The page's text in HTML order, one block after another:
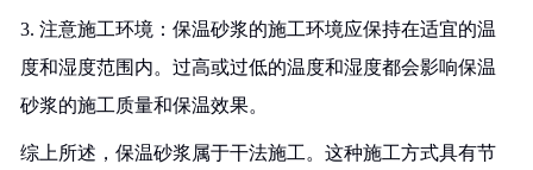
3. 注意施工环境：保温砂浆的施工环境应保持在适宜的温
度和湿度范围内。过高或过低的温度和湿度都会影响保温
砂浆的施工质量和保温效果。
综上所述，保温砂浆属于干法施工。这种施工方式具有节